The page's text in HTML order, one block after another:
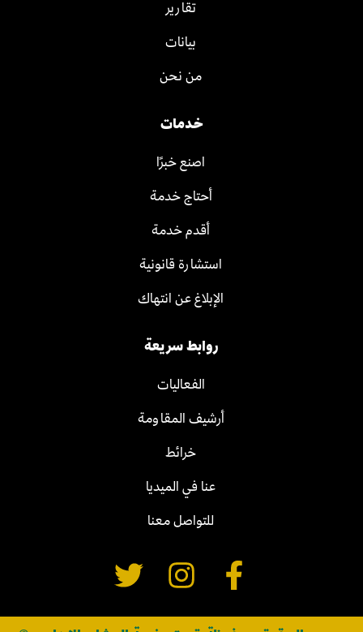
تقارير
بيانات
من نحن
خدمات
اصنع خبرًا
أحتاج خدمة
أقدم خدمة
استشارة قانونية
الإبلاغ عن انتهاك
روابط سريعة
الفعاليات
أرشيف المقاومة
خرائط
عنا في الميديا
للتواصل معنا